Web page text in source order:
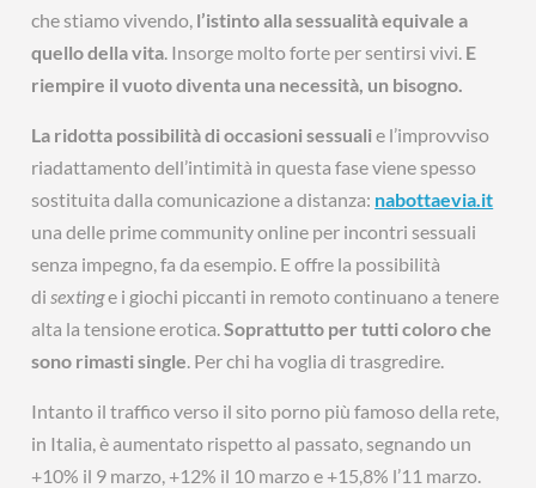
che stiamo vivendo, l’istinto alla sessualità equivale a
quello della vita . Insorge molto forte per sentirsi vivi. E
riempire il vuoto diventa una necessità, un bisogno.
La ridotta possibilità di occasioni sessualie l’improvviso
riadattamento dell’intimità in questa fase viene spesso
sostituita dalla comunicazione a distanza: nabottaevia.it
una delle prime community online per incontri sessuali
senza impegno, fa da esempio. E offre la possibilità
di sextinge i giochi piccanti in remoto continuano a tenere
alta la tensione erotica. Soprattutto per tutti coloro che
sono rimasti single . Per chi ha voglia di trasgredire.
Intanto il traffico verso il sito porno più famoso della rete,
in Italia, è aumentato rispetto al passato, segnando un
+10% il 9 marzo, +12% il 10 marzo e +15,8% l’11 marzo.